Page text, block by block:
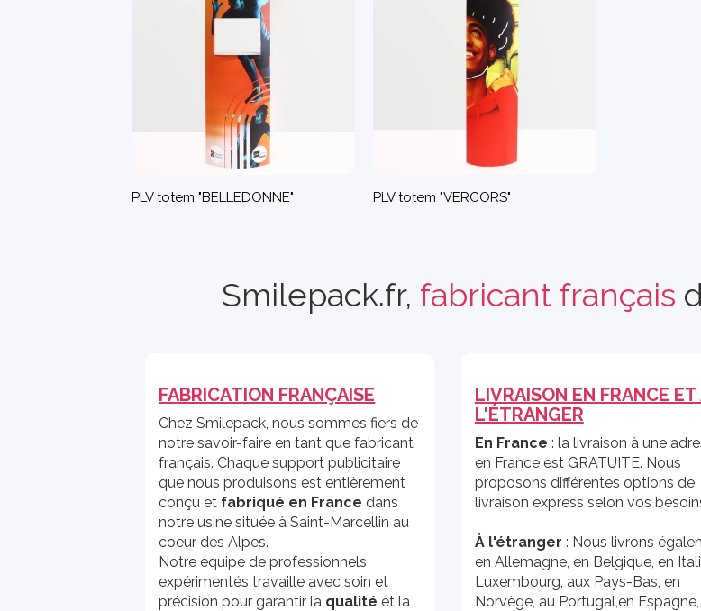
PLV totem "BELLEDONNE" PLV totem "VERCORS"
Smilepack.fr, fabricant français
FABRICATION FRANÇAISE
Chez Smilepack, nous sommes fiers de
notre savoir-faire en tant que fabricant
français. Chaque support publicitaire
que nous produisons est entièrement
conçu et fabriqué en France dans
notre usine située à Saint-Marcellin au
coeur des Alpes.
Notre équipe de professionnels
expérimentés travaille avec soin et
précision pour garantir la qualité et la
LIVRAISON EN FRANCE ET
L'ÉTRANGER
En France : la livraison à une
en France est GRATUITE. Nous
proposons différentes options de
livraison express selon vos
Àl'étranger : Nous livrons
en Allemagne, en Belgique, en
Luxembourg, aux Pays-Bas, en
Norvège, au Portugal,en